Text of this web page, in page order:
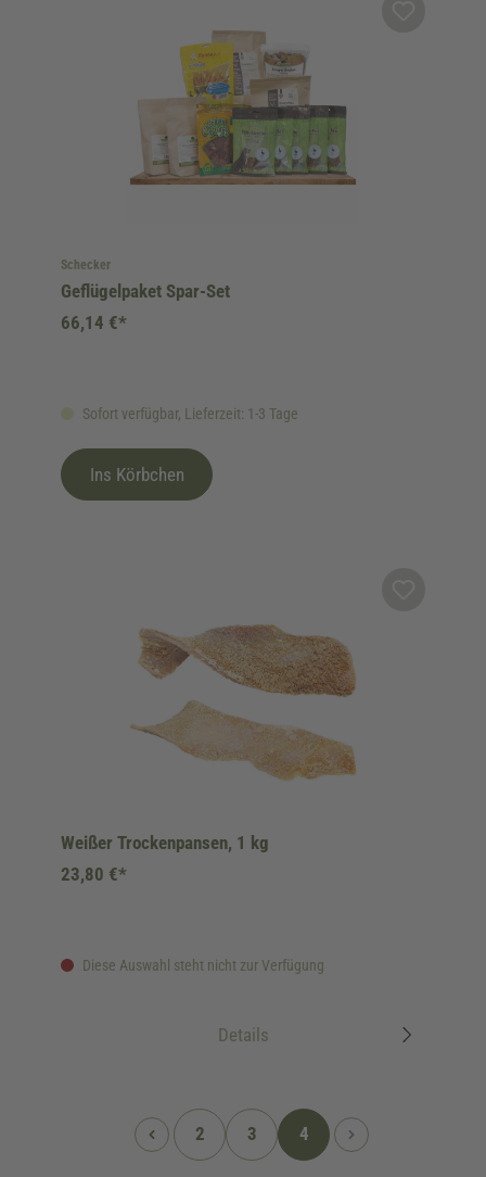
Schecker
Geflügelpaket Spar-Set
Sofort verfügbar, Lieferzeit: 1-3 Tage
66,14 €*
Ins Körbchen
Weißer Trockenpansen, 1 kg
Diese Auswahl steht nicht zur Verfügung
23,80 €*
Details
2 3 4